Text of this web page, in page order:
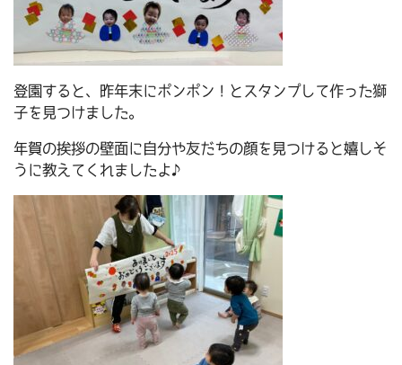
登園すると、昨年末にポンポン！とスタンプして作った獅
子を見つけました。
年賀の挨拶の壁面に自分や友だちの顔を見つけると嬉しそ
うに教えてくれましたよ♪